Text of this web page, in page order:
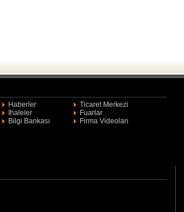
Haberler
Ticaret Merkezi
İhaleler
Fuarlar
Bilgi Bankası
Firma Videoları